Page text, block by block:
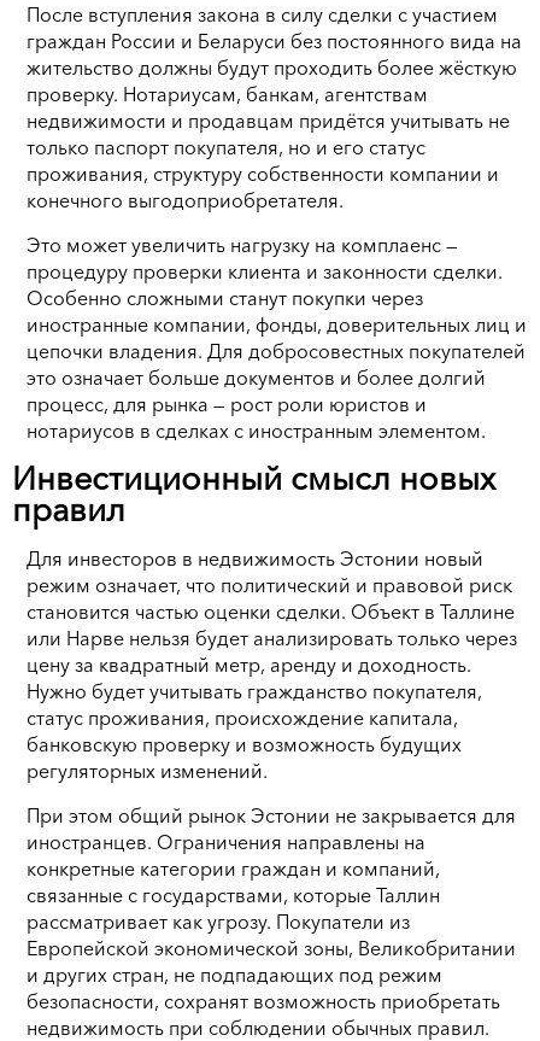
После вступления закона в силу сделки с участием
граждан России и Беларуси без постоянного вида на
жительство должны будут проходить более жёсткую
проверку. Нотариусам, банкам, агентствам
недвижимости и продавцам придётся учитывать не
только паспорт покупателя, но и его статус
проживания, структуру собственности компании и
конечного выгодоприобретателя.
Это может увеличить нагрузку на комплаенс —
процедуру проверки клиента и законности сделки.
Особенно сложными станут покупки через
иностранные компании, фонды, доверительных лиц и
цепочки владения. Для добросовестных покупателей
это означает больше документов и более долгий
процесс, для рынка — рост роли юристов и
нотариусов в сделках с иностранным элементом.
Инвестиционный смысл новых
правил
Для инвесторов в недвижимость Эстонии новый
режим означает, что политический и правовой риск
становится частью оценки сделки. Объект в Таллине
или Нарве нельзя будет анализировать только через
цену за квадратный метр, аренду и доходность.
Нужно будет учитывать гражданство покупателя,
статус проживания, происхождение капитала,
банковскую проверку и возможность будущих
регуляторных изменений.
При этом общий рынок Эстонии не закрывается для
иностранцев. Ограничения направлены на
конкретные категории граждан и компаний,
связанные с государствами, которые Таллин
рассматривает как угрозу. Покупатели из
Европейской экономической зоны, Великобритании
и других стран, не подпадающих под режим
безопасности, сохранят возможность приобретать
недвижимость при соблюдении обычных правил.